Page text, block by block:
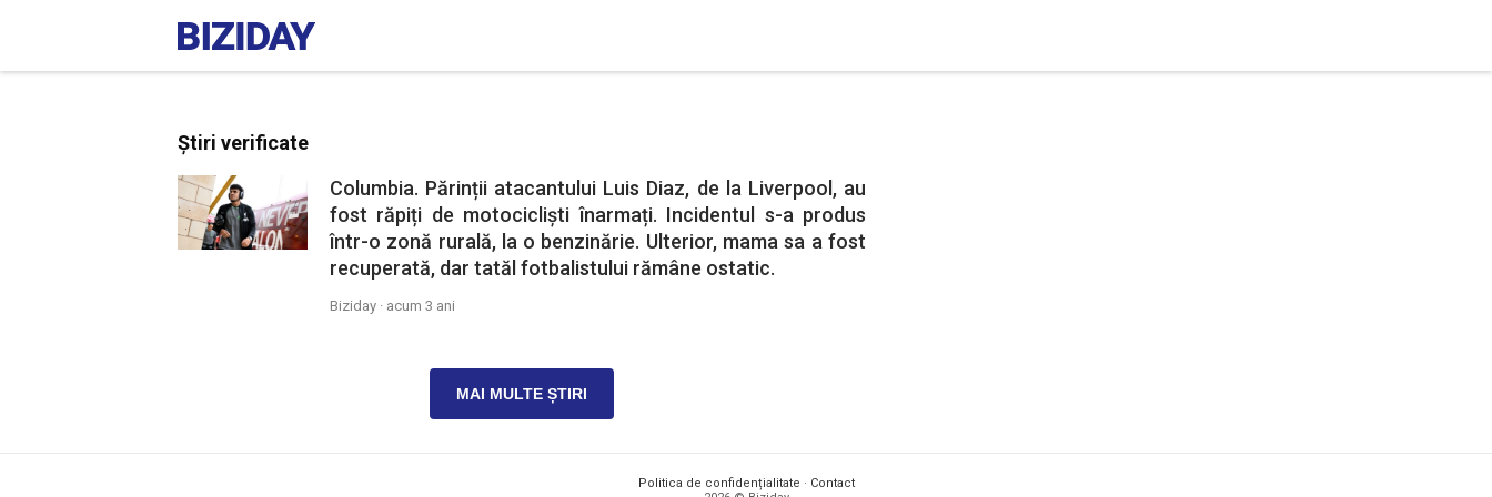
Știri verificate
Columbia. Părinții atacantului Luis Diaz, de la Liverpool, au
fost răpiți de motocicliști înarmați. Incidentul s-a produs
într-o zonă rurală, la o benzinărie. Ulterior, mama sa a fost
recuperată, dar tatăl fotbalistului rămâne ostatic.
Biziday · acum 3 ani
MAI MULTE ȘTIRI
Politica de confidențialitate · Contact